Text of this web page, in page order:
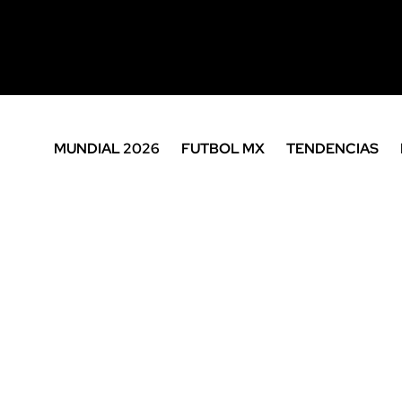
MUNDIAL 2026 FUTBOL MX TENDENCIAS